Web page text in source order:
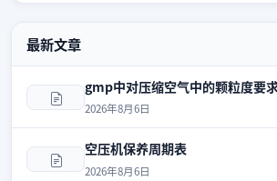
最新文章
gmp中对压缩空气中的颗粒度要
2026年8月6日
空压机保养周期表
2026年8月6日